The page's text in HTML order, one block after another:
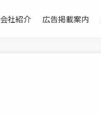
会社紹介 広告掲載案内